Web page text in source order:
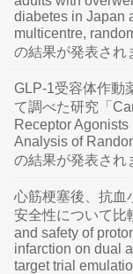
diabetes in Japan
multicentre,
の結果が発表され
GLP-1受容体作動
て調べた研究「
Receptor
Analysis of
の結果が発表され
心筋梗塞後、抗血
安全性について比
and safety of
infarction on dual
target trial